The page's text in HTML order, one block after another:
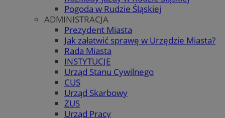
Pogoda w Rudzie Śląskiej
ADMINISTRACJA
Prezydent Miasta
Jak załatwić sprawę w Urzędzie Miasta?
Rada Miasta
INSTYTUCJE
Urząd Stanu Cywilnego
CUS
Urząd Skarbowy
ZUS
Urząd Pracy